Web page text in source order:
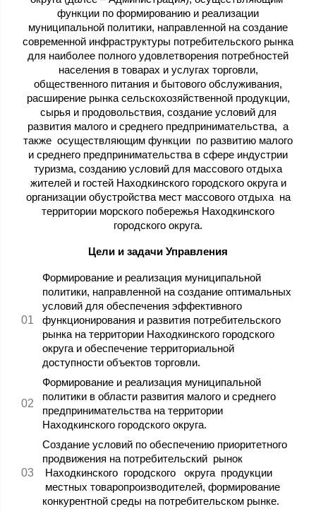
функции по формированию и реализации
муниципальной политики, направленной на создание
современной инфраструктуры потребительского рынка
для наиболее полного удовлетворения потребностей
населения в товарах и услугах торговли,
общественного питания и бытового обслуживания,
расширение рынка сельскохозяйственной продукции,
сырья и продовольствия, создание условий для
развития малого и среднего предпринимательства, а
также осуществляющим функции по развитию малого
и среднего предпринимательства в сфере индустрии
туризма, созданию условий для массового отдыха
жителей и гостей Находкинского городского округа и
организации обустройства мест массового отдыха на
территории морского побережья Находкинского
городского округа.
Цели и задачи Управления
Формирование и реализация муниципальной
политики, направленной на создание оптимальных
условий для обеспечения эффективного
функционирования и развития потребительского
рынка на территории Находкинского городского
округа и обеспечение территориальной
доступности объектов торговли.
Формирование и реализация муниципальной
политики в области развития малого и среднего
предпринимательства на территории
Находкинского городского округа.
Создание условий по обеспечению приоритетного
продвижения на потребительский рынок
Находкинского городского округа продукции
местных товаропроизводителей, формирование
конкурентной среды на потребительском рынке.